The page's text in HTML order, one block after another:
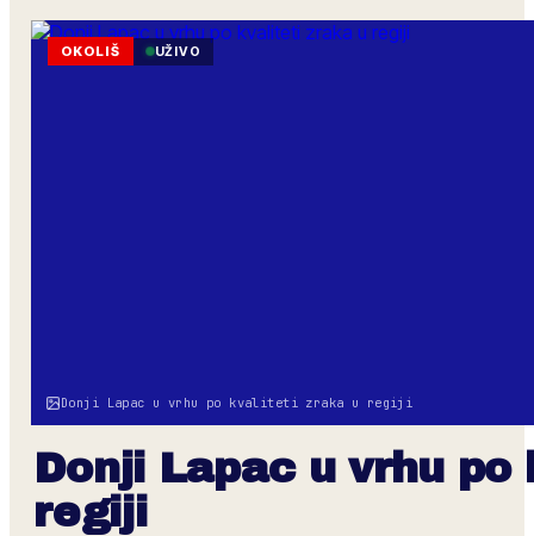
Donji Lapac u vrhu po kvaliteti zraka u regiji
OKOLIŠ UŽIVO
Donji Lapac u vrhu
regiji